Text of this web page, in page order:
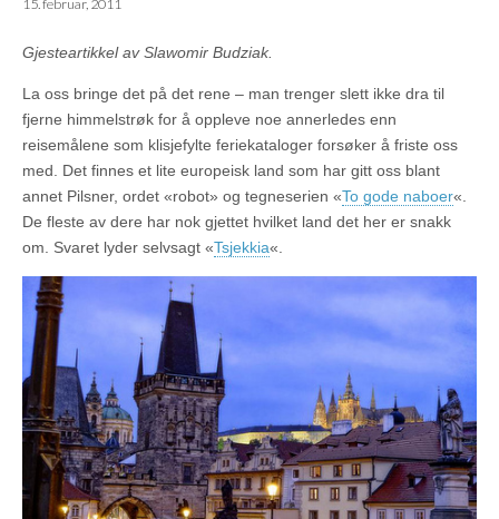
15. februar, 2011
Gjesteartikkel av Slawomir Budziak.
La oss bringe det på det rene – man trenger slett ikke dra til
fjerne himmelstrøk for å oppleve noe annerledes enn
reisemålene som klisjefylte feriekataloger forsøker å friste oss
med. Det finnes et lite europeisk land som har gitt oss blant
annet Pilsner, ordet «robot» og tegneserien «To gode naboer«.
De fleste av dere har nok gjettet hvilket land det her er snakk
om. Svaret lyder selvsagt «Tsjekkia«.